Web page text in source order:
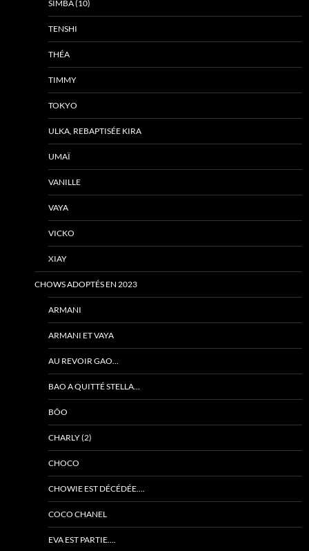
SIMBA (10)
TENSHI
THÉA
TIMMY
TOKYO
ULKA, REBAPTISÉE KIRA
UMAÏ
VANILLE
VAYA
VICKO
XIAY
CHOWS ADOPTÉS EN 2023
ARMANI
ARMANI ET VAYA
AU REVOIR GAO…
BAO A QUITTÉ STELLA…
BÔO
CHARLY (2)
CHOCO
CHOWIE EST DÉCÉDÉE….
COCO CHANEL
EVA EST PARTIE….